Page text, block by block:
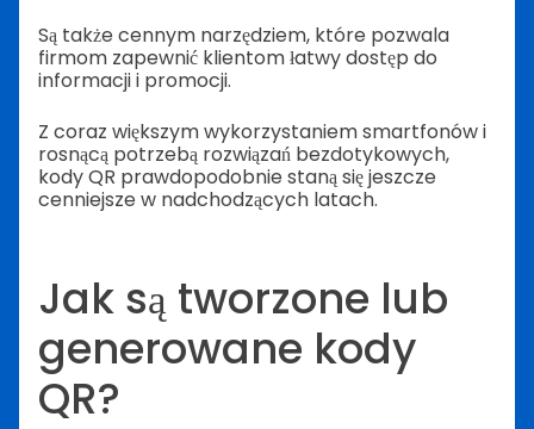
Są także cennym narzędziem, które pozwala
firmom zapewnić klientom łatwy dostęp do
informacji i promocji.
Z coraz większym wykorzystaniem smartfonów i
rosnącą potrzebą rozwiązań bezdotykowych,
kody QR prawdopodobnie staną się jeszcze
cenniejsze w nadchodzących latach.
Jak są tworzone lub
generowane kody
QR?